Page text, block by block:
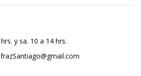
y sa. 10 a 14 hrs.